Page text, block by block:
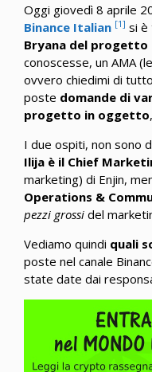
Oggi giovedì 8 aprile
Binance Italian [1] si è
Bryana del progetto
conoscesse, un AMA
ovvero chiedimi di
poste domande di
progetto in oggetto
I due ospiti, non sono
Ilija è il Chief
marketing) di Enjin,
Operations &
pezzi grossi del
Vediamo quindi quali
poste nel canale
state date dai